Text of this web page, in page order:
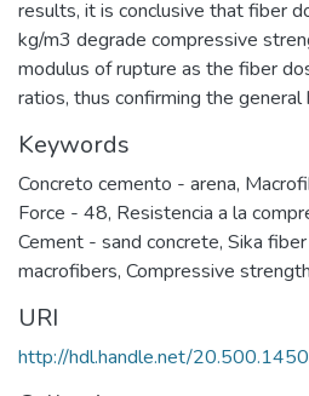
results, it is conclusive that fiber
kg/m3 degrade compressive
modulus of rupture as the fiber
ratios, thus confirming the general
Keywords
Concreto cemento - arena,
Force - 48, Resistencia a la
Cement - sand concrete, Sika
macrofibers, Compressive strength
URI
http://hdl.handle.net/